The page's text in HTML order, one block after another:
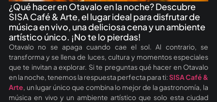
¿Qué hacer en Otavalo en la noche? Descubre
SISA Café & Arte, el lugar ideal para disfrutar de
música en vivo, una deliciosa cena y un ambiente
artístico único. ¡No te lo pierdas!
Otavalo no se apaga cuando cae el sol. Al contrario, se
transforma y se llena de luces, cultura y momentos especiales
que te invitan a explorar. Si te preguntas qué hacer en Otavalo
en la noche, tenemos la respuesta perfecta para ti:SISA Café &
Arte, un lugar único que combina lo mejor de la gastronomía, la
música en vivo y un ambiente artístico que solo esta ciudad